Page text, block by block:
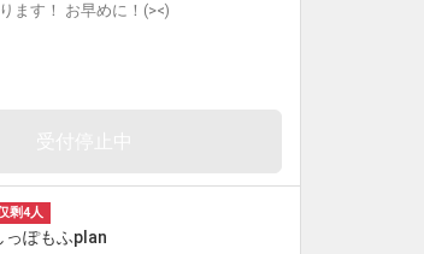
ます！ お早めに！(><)
剩4人
っぽもふplan